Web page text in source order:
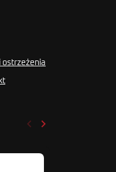
ostrzeżenia
Poprzedni
keyboard_arrow_left Następny
keyboard_arrow_right